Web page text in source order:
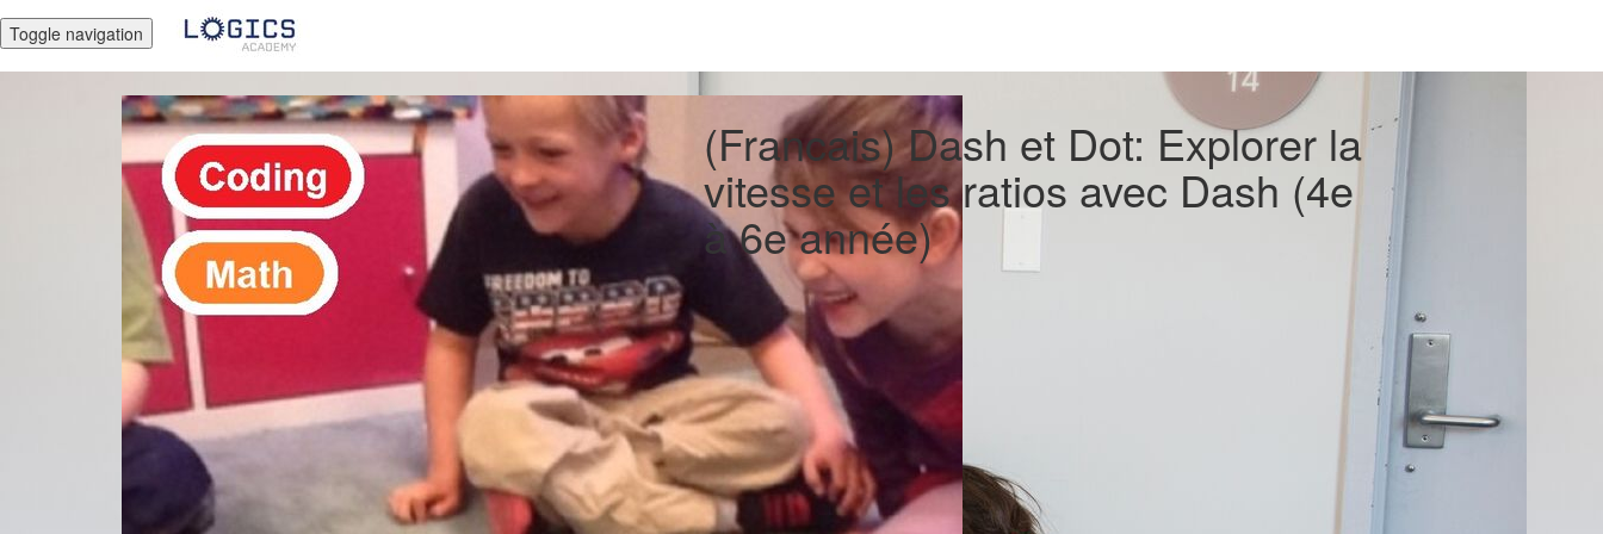
Toggle navigation
(Francais) Dash et Dot: Explorer la
vitesse et les ratios avec Dash (4e
à 6e année)